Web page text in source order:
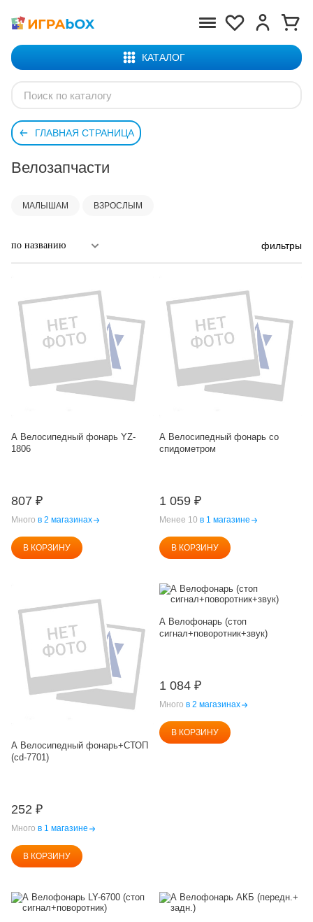
КАТАЛОГ
ГЛАВНАЯ СТРАНИЦА
Велозапчасти
МАЛЫШАМ ВЗРОСЛЫМ
фильтры
А Велосипедный фонарь YZ-
1806
807 ₽
Много в 2 магазинах
В КОРЗИНУ
А Велосипедный фонарь со
спидометром
1 059 ₽
Менее 10 в 1 магазине
В КОРЗИНУ
А Велосипедный фонарь+СТОП
(cd-7701)
252 ₽
Много в 1 магазине
В КОРЗИНУ
А Велофонарь (стоп
сигнал+поворотник+звук)
1 084 ₽
Много в 2 магазинах
В КОРЗИНУ